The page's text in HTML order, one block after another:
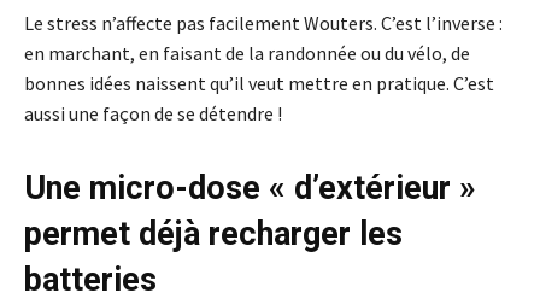
Le stress n’affecte pas facilement Wouters. C’est l’inverse :
en marchant, en faisant de la randonnée ou du vélo, de
bonnes idées naissent qu’il veut mettre en pratique. C’est
aussi une façon de se détendre !
Une micro-dose « d’extérieur »
permet déjà recharger les
batteries